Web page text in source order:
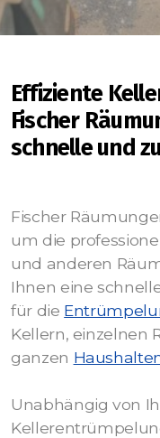
Effiziente
Fischer
schnelle und
Fischer
um die
und anderen
Ihnen eine
für die
Kellern, einzelnen
ganzen
Unabhängig von